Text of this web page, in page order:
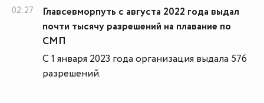
02:27
Главсевморпуть с августа 2022 года выдал
почти тысячу разрешений на плавание по
СМП
С 1 января 2023 года организация выдала 576
разрешений.